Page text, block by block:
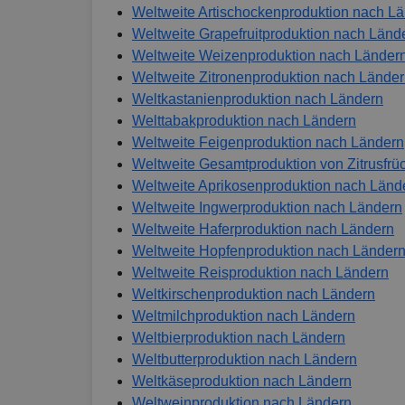
Weltweite Artischockenproduktion nach
Weltweite Grapefruitproduktion nach
Weltweite Weizenproduktion nach
Weltweite Zitronenproduktion nach
Weltkastanienproduktion nach Ländern
Welttabakproduktion nach Ländern
Weltweite Feigenproduktion nach Ländern
Weltweite Gesamtproduktion von
Weltweite Aprikosenproduktion nach
Weltweite Ingwerproduktion nach Ländern
Weltweite Haferproduktion nach Ländern
Weltweite Hopfenproduktion nach Ländern
Weltweite Reisproduktion nach Ländern
Weltkirschenproduktion nach Ländern
Weltmilchproduktion nach Ländern
Weltbierproduktion nach Ländern
Weltbutterproduktion nach Ländern
Weltkäseproduktion nach Ländern